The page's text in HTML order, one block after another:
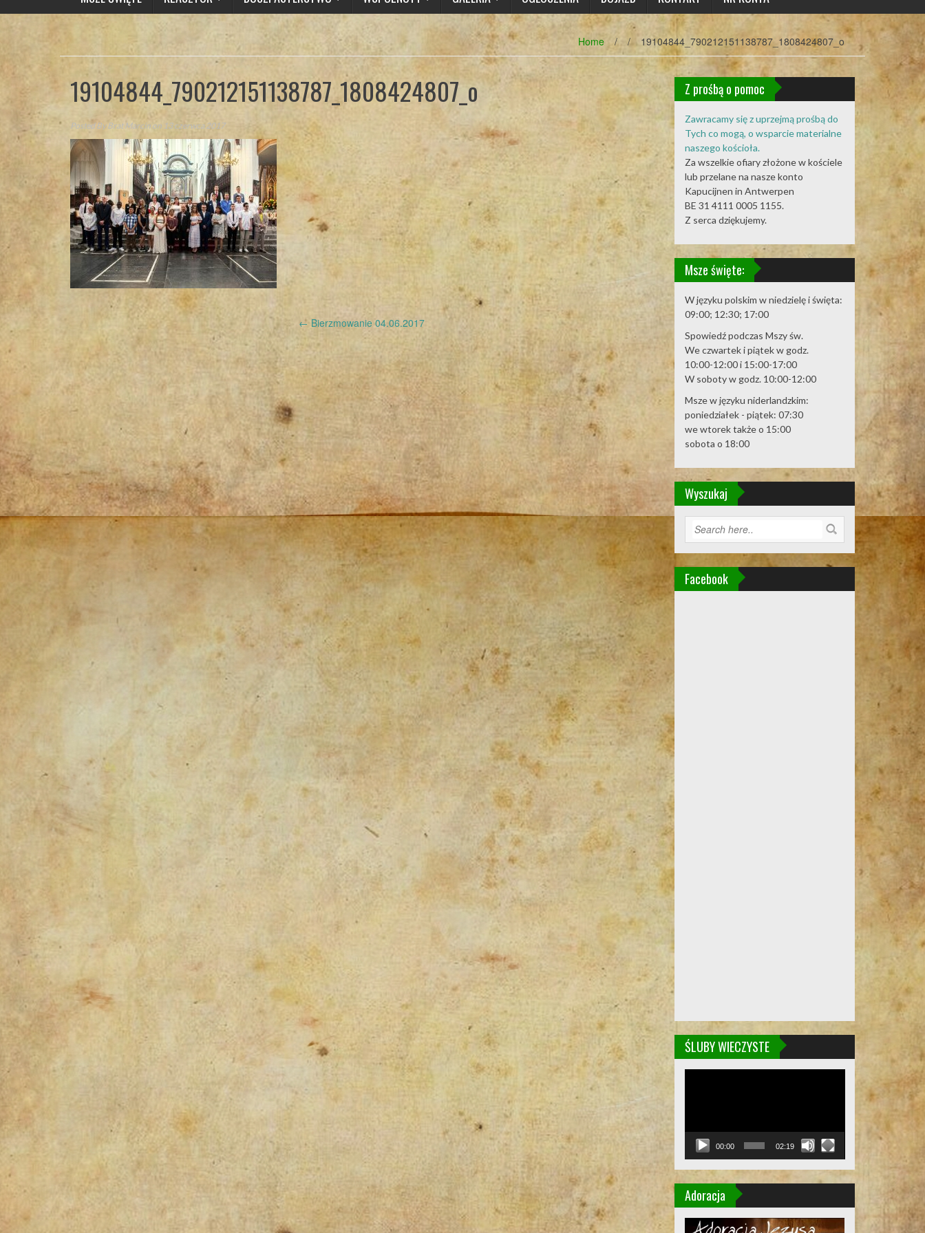
Home / / 19104844_790212151138787_1808424807_o
19104844_790212151138787_1808424807_o
Posted ByBrat Marcin on 13 czerwca 2017
Post
navigation
← Bierzmowanie 04.06.2017
Z prośbą o pomoc
Zawracamy się z uprzejmą prośbą do
Tych co mogą, o wsparcie materialne
naszego kościoła.
Za wszelkie ofiary złożone w kościele
lub przelane na nasze konto
Kapucijnen in Antwerpen
BE 31 4111 0005 1155.
Z serca dziękujemy.
Msze święte:
W języku polskim w niedzielę i święta:
09:00; 12:30; 17:00
Spowiedź podczas Mszy św.
We czwartek i piątek w godz.
10:00-12:00 i 15:00-17:00
W soboty w godz. 10:00-12:00
Msze w języku niderlandzkim:
poniedziałek - piątek: 07:30
we wtorek także o 15:00
sobota o 18:00
Wyszukaj
Facebook
ŚLUBY WIECZYSTE
00:00 02:19
Adoracja